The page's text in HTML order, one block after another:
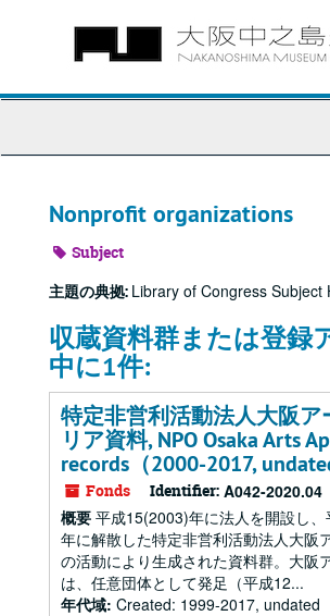
Nonprofit organizations
Subject
主題の典拠: Library of Congress Subject
収蔵資料群または登録
中に1件:
特定非営利活動法人大阪ア
リア資料, NPO Osaka Arts
records（2000-2017,
Fonds Identifier: A042-2020.04
概要 平成15(2003)年に法人を開設し
年に解散した特定非営利活動法人大阪
の活動により生成された資料群。大阪
は、任意団体として発足（平成12...
年代域: Created: 1999-2017, undated